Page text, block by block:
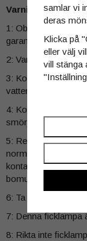
Varning
1: Obehörig
garantin.
2: Varning - varm
3: Kontrollera och
vattentätheten.
4: Kontrollera och
smörjmedel.
5: Rengör
normal. Om
kontaktytorna vara
bomullspinne.
6: Ta ut batteriet
7: Denna ficklampa
8: Rikta inte
samlar vi
deras
Klicka på
eller välj
vill stänga